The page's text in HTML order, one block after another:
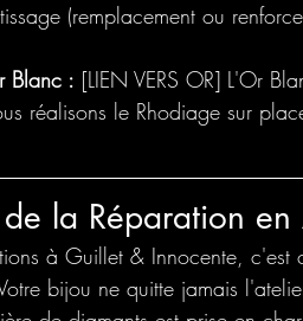
(remplacement ou
Blanc : [LIEN VERS OR] L'Or
réalisons le Rhodiage sur
la Réparation en
à Guillet & Innocente, c'est
bijou ne quitte jamais